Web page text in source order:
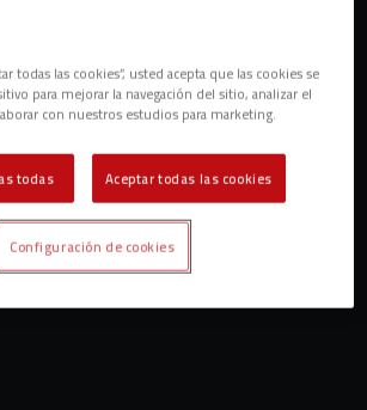
todas las cookies”, usted acepta que las cookies se
para mejorar la navegación del sitio, analizar el
con nuestros estudios para marketing.
todas Aceptar todas las cookies
Configuración de cookies